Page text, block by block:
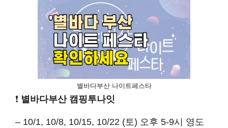
별바다부산 나이트페스타
❗ 별바다부산 캠핑투나잇
– 10/1, 10/8, 10/15, 10/22 (토) 오후 5-9시 영도